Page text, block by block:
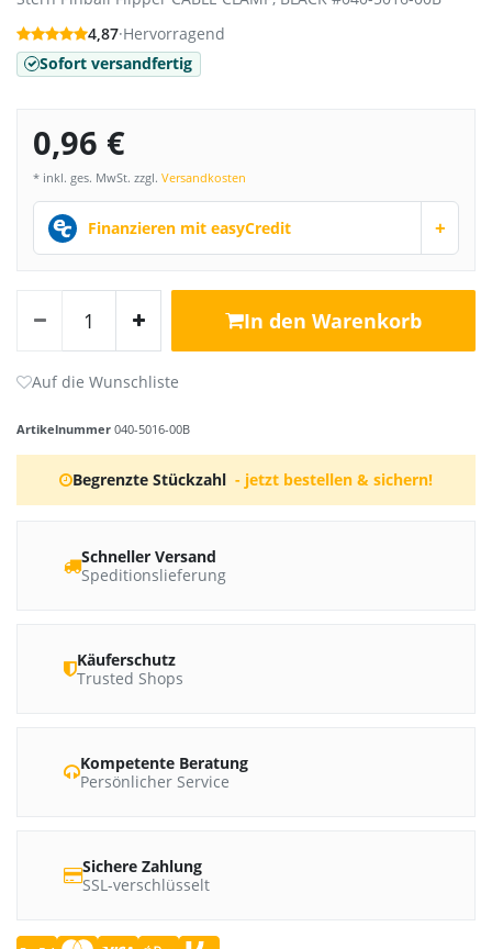
4,87·Hervorragend
Sofort versandfertig
0,96 €
* inkl. ges. MwSt. zzgl. Versandkosten
Finanzieren mit easyCredit +
In den Warenkorb
Artikelnummer 040-5016-00B
Begrenzte Stückzahl - jetzt bestellen & sichern!
Schneller Versand
Speditionslieferung
Käuferschutz
Trusted Shops
Kompetente Beratung
Persönlicher Service
Sichere Zahlung
SSL-verschlüsselt